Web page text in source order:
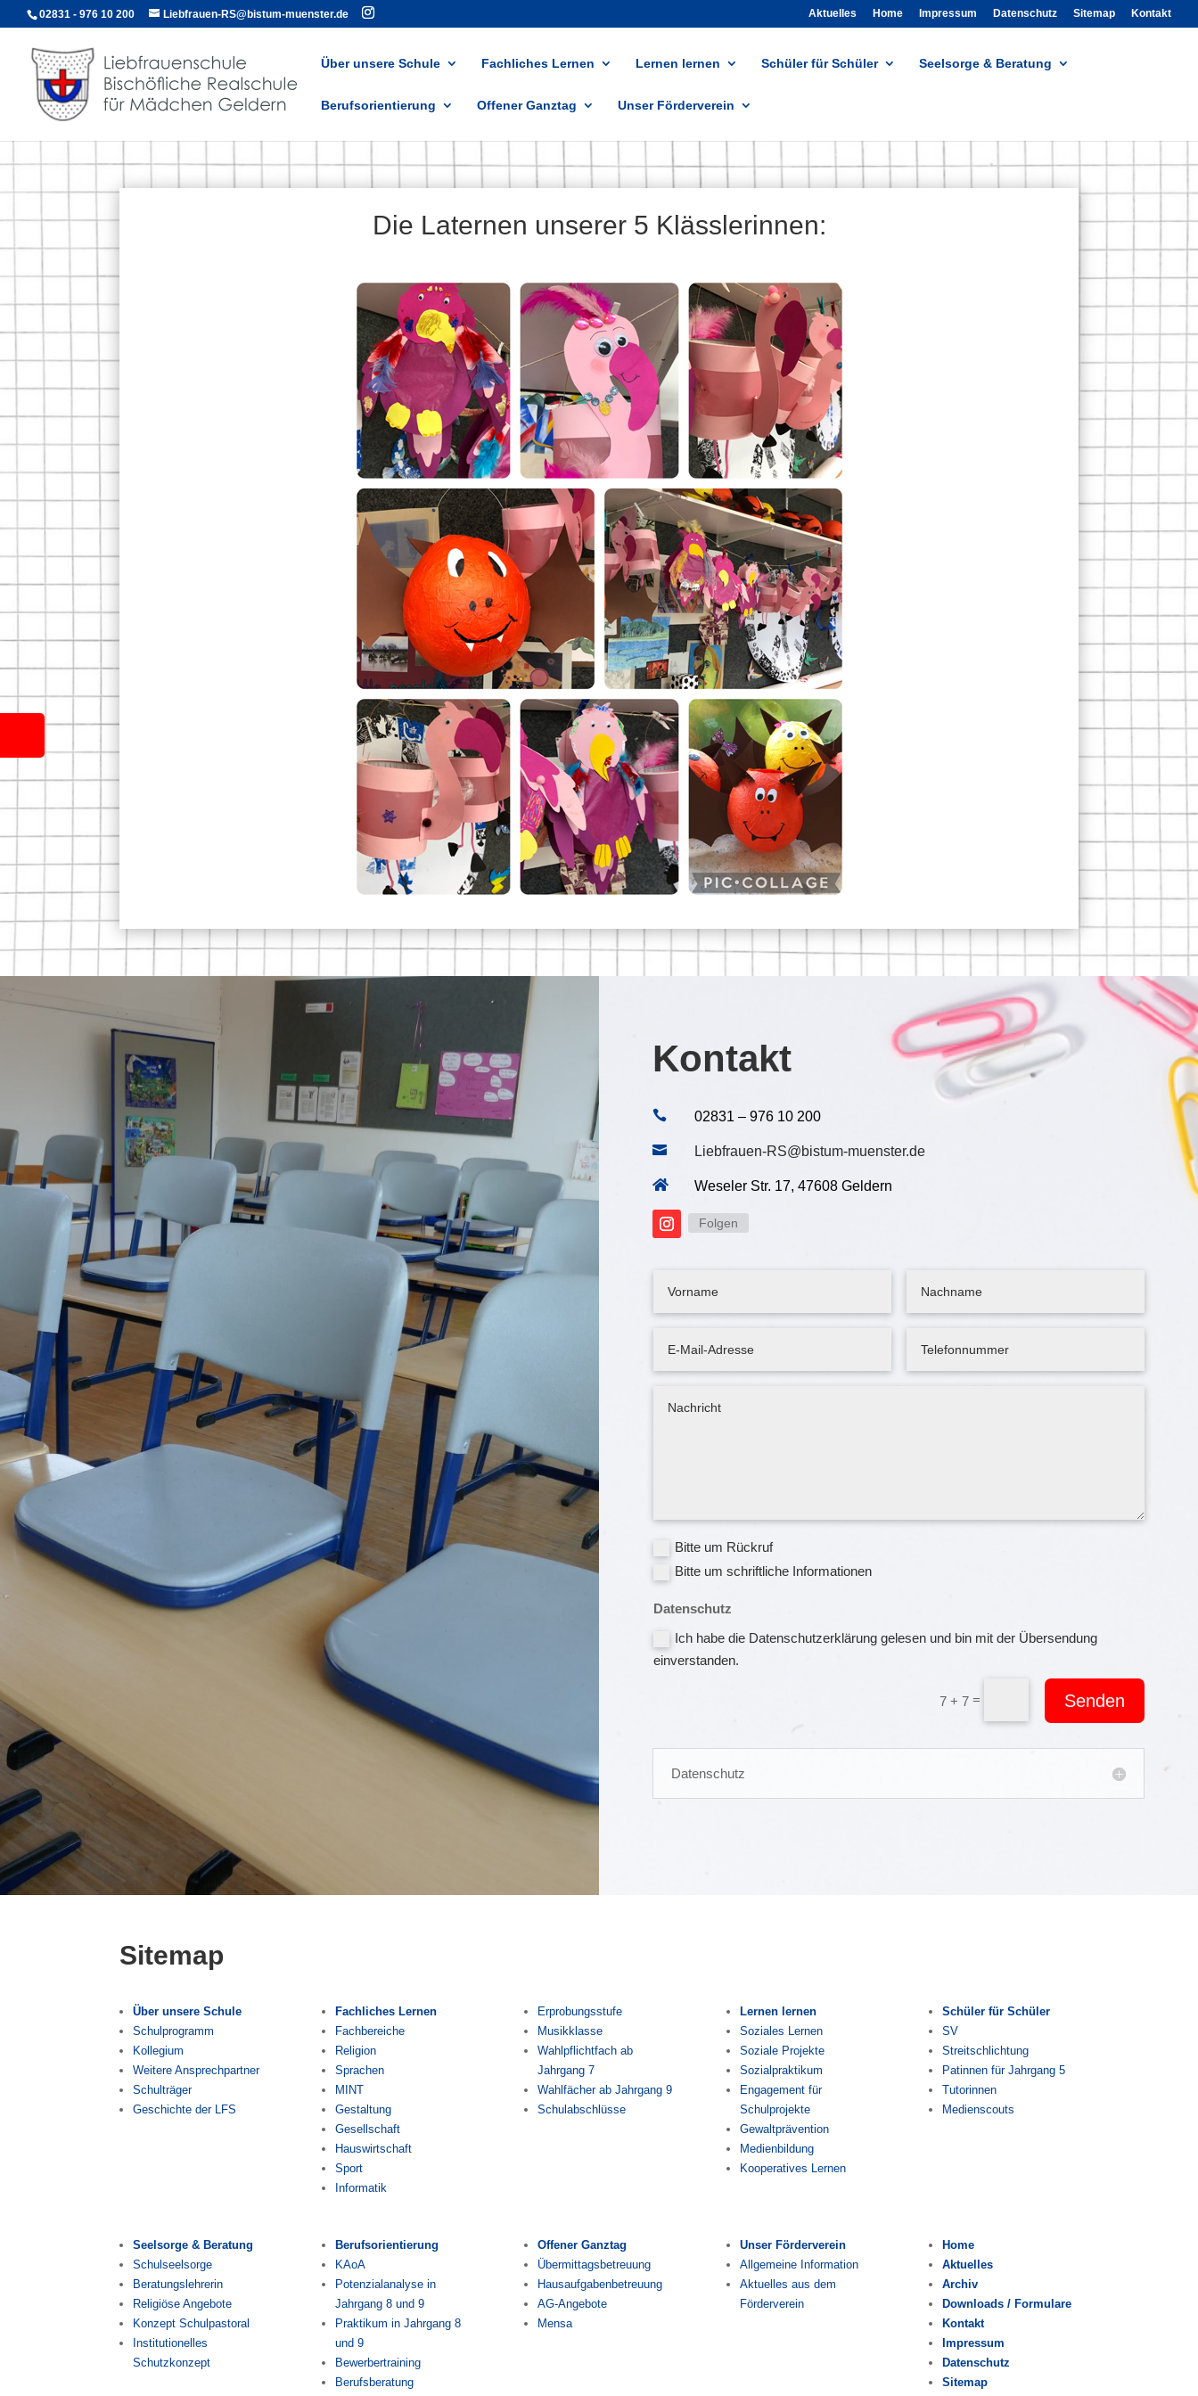
02831 - 976 10 200 Liebfrauen-RS@bistum-muenster.de Aktuelles Home Impressum Datenschutz Sitemap Kontakt
Über unsere Schule Fachliches Lernen Lernen lernen Schüler für Schüler Seelsorge & Beratung
Berufsorientierung Offener Ganztag Unser Förderverein
Die Laternen unserer 5 Klässlerinnen:
Kontakt
 02831 – 976 10 200
 Liebfrauen-RS@bistum-muenster.de
 Weseler Str. 17, 47608 Geldern
Folgen
Bitte um Rückruf
Bitte um schriftliche Informationen
Datenschutz
Ich habe die Datenschutzerklärung gelesen und bin mit der Übersendung
einverstanden.
7 + 7 = Senden
Datenschutz
Sitemap
Über unsere Schule
Schulprogramm
Kollegium
Weitere Ansprechpartner
Schulträger
Geschichte der LFS
Fachliches Lernen
Fachbereiche
Religion
Sprachen
MINT
Gestaltung
Gesellschaft
Hauswirtschaft
Sport
Informatik
Erprobungsstufe
Musikklasse
Wahlpflichtfach ab
Jahrgang 7
Wahlfächer ab Jahrgang 9
Schulabschlüsse
Lernen lernen
Soziales Lernen
Soziale Projekte
Sozialpraktikum
Engagement für
Schulprojekte
Gewaltprävention
Medienbildung
Kooperatives Lernen
Schüler für Schüler
SV
Streitschlichtung
Patinnen für Jahrgang 5
Tutorinnen
Medienscouts
Seelsorge & Beratung
Schulseelsorge
Beratungslehrerin
Religiöse Angebote
Konzept Schulpastoral
Institutionelles
Schutzkonzept
Berufsorientierung
KAoA
Potenzialanalyse in
Jahrgang 8 und 9
Praktikum in Jahrgang 8
und 9
Bewerbertraining
Berufsberatung
Offener Ganztag
Übermittagsbetreuung
Hausaufgabenbetreuung
AG-Angebote
Mensa
Unser Förderverein
Allgemeine Information
Aktuelles aus dem
Förderverein
Home
Aktuelles
Archiv
Downloads / Formulare
Kontakt
Impressum
Datenschutz
Sitemap